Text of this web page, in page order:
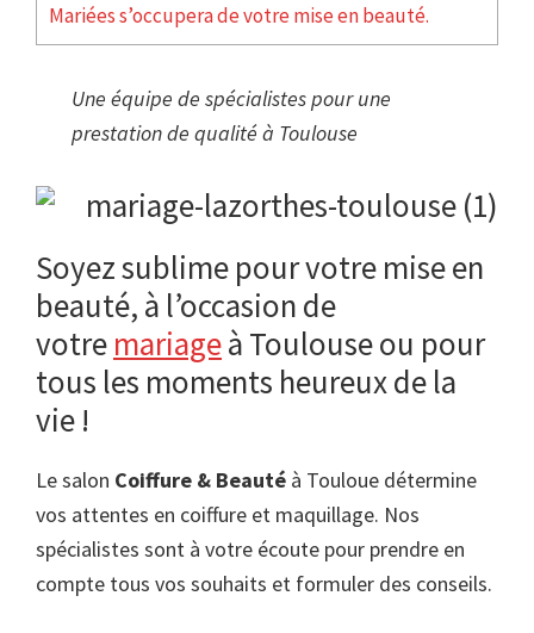
Mariées s’occupera de votre mise en beauté.
Une équipe de spécialistes pour une
prestation de qualité à Toulouse
Soyez sublime pour votre mise en
beauté, à l’occasion de
votre mariageà Toulouse ou pour
tous les moments heureux de la
vie !
Le salon Coiffure & Beauté à Touloue détermine
vos attentes en coiffure et maquillage. Nos
spécialistes sont à votre écoute pour prendre en
compte tous vos souhaits et formuler des conseils.